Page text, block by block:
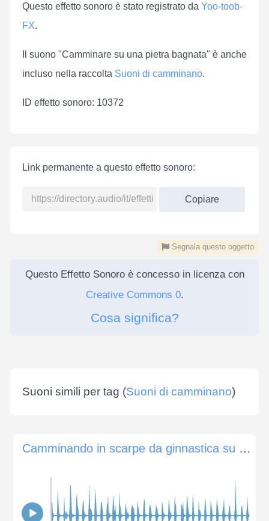
Questo effetto sonoro è stato registrato da Yoo-toob-
FX.
Il suono "Camminare su una pietra bagnata" è anche
incluso nella raccolta Suoni di camminano.
ID effetto sonoro: 10372
Link permanente a questo effetto sonoro:
Copiare
Segnala questo oggetto
Questo Effetto Sonoro è concesso in licenza con
Creative Commons 0.
Cosa significa?
Suoni simili per tag (Suoni di camminano)
Camminando in scarpe da ginnastica su un terrapieno di ghiaia